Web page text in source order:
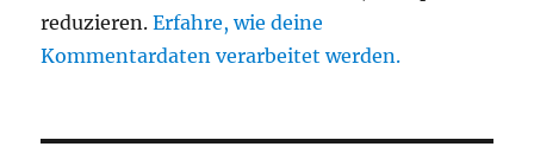
reduzieren.Erfahre, wie deine
Kommentardaten verarbeitet werden.